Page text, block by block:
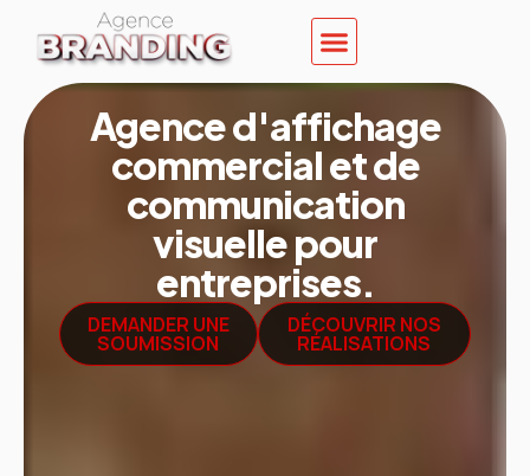
Agence d'affichage
commercial et de
communication
visuelle pour
entreprises.
DEMANDER UNE
SOUMISSION
DÉCOUVRIR NOS
RÉALISATIONS